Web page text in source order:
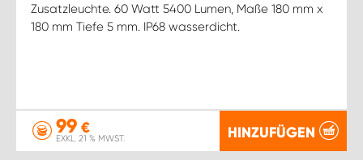
Zusatzleuchte. 60 Watt 5400 Lumen, Maße 180 mm x
180 mm Tiefe 5 mm. IP68 wasserdicht.
99 €
EXKL. 21 % MWST. HINZUFÜGEN